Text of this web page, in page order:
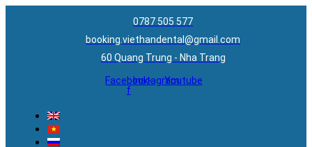
0787 505 577
booking.viethandental@gmail.com
60 Quang Trung - Nha Trang
Facebook-
f
InstagramYoutube